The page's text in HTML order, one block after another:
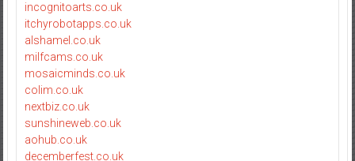
incognitoarts.co.uk
itchyrobotapps.co.uk
alshamel.co.uk
milfcams.co.uk
mosaicminds.co.uk
colim.co.uk
nextbiz.co.uk
sunshineweb.co.uk
aohub.co.uk
decemberfest.co.uk